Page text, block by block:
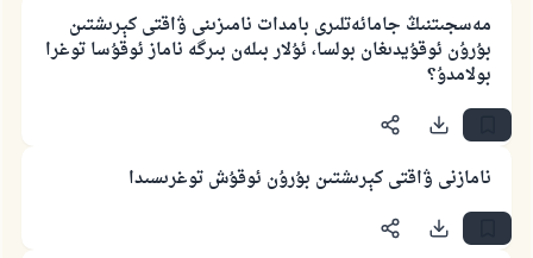
مەسجىتنىڭ جامائەتلىرى بامدات نامىزىنى ۋاقتى كېرىشتىن
بۇرۇن ئوقۇيدىغان بولسا، ئۇلار بىلەن بىرگە ناماز ئوقۇسا توغرا
بولامدۇ؟
نامازنى ۋاقتى كېرىشتىن بۇرۇن ئوقۇش توغرىسىدا
ئۇممەتكە جاۋاپ بېرىشىمىزگە ياردەم قىلىڭ
پەيغەمبەرئەلەيھىسسالام مۇنداق دېگەن: